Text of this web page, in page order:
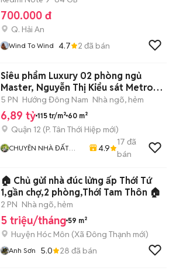
700.000 đ
Q. Hải An
Wind To Wind 4.7 2 đã bán
Siêu phẩm Luxury 02 phòng ngủ
Master, Nguyễn Thị Kiểu sát Metro
Gò vấp
5 PN Hướng Đông Nam Nhà ngõ, hẻm
6,89 tỷ 115 tr/m² 60 m²
Quận 12 (P. Tân Thới Hiệp mới)
CHUYÊN NHÀ ĐẤT
4.9
17 đã
bán
🏠 Chủ gửi nhà đúc lửng ấp Thới Tứ
1,gần chợ,2 phòng,Thới Tam Thôn 🏠
2 PN Nhà ngõ, hẻm
5 triệu/tháng 59 m²
Huyện Hóc Môn (Xã Đông Thạnh mới)
Anh Sơn 5.0 28 đã bán